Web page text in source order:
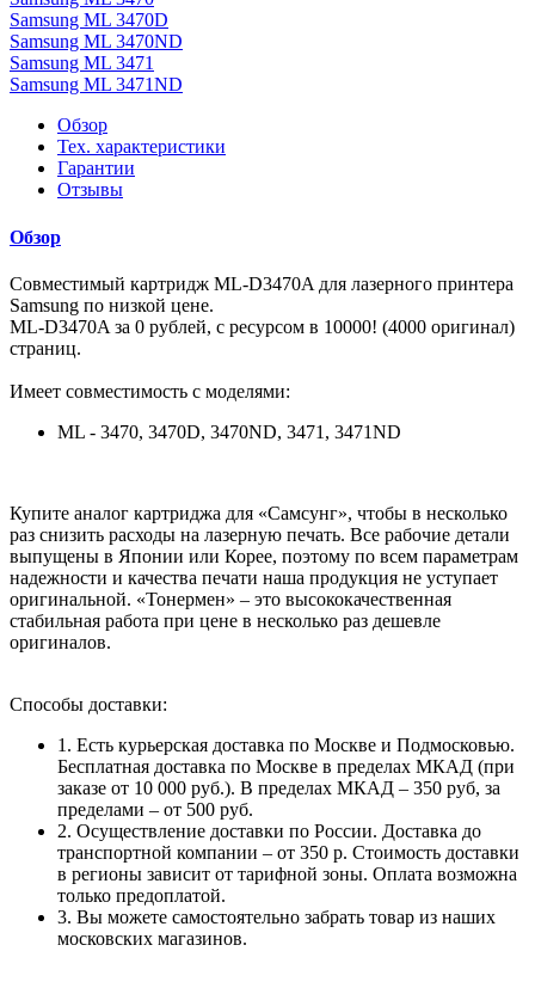
Samsung ML 3470D
Samsung ML 3470ND
Samsung ML 3471
Samsung ML 3471ND
Обзор
Тех. характеристики
Гарантии
Отзывы
Обзор
Совместимый картридж ML-D3470A для лазерного принтера
Samsung по низкой цене.
ML-D3470A за 0 рублей, с ресурсом в 10000! (4000 оригинал)
страниц.
Имеет совместимость с моделями:
ML - 3470, 3470D, 3470ND, 3471, 3471ND
Купите аналог картриджа для «Самсунг», чтобы в несколько
раз снизить расходы на лазерную печать. Все рабочие детали
выпущены в Японии или Корее, поэтому по всем параметрам
надежности и качества печати наша продукция не уступает
оригинальной. «Тонермен» – это высококачественная
стабильная работа при цене в несколько раз дешевле
оригиналов.
Способы доставки:
1. Есть курьерская доставка по Москве и Подмосковью.
Бесплатная доставка по Москве в пределах МКАД (при
заказе от 10 000 руб.). В пределах МКАД – 350 руб, за
пределами – от 500 руб.
2. Осуществление доставки по России. Доставка до
транспортной компании – от 350 р. Стоимость доставки
в регионы зависит от тарифной зоны. Оплата возможна
только предоплатой.
3. Вы можете самостоятельно забрать товар из наших
московских магазинов.